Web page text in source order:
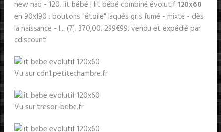
new nao - 120. lit bébé | lit bébé combiné évolutif 120x60
en 90x190 : boutons "étoile" laqués gris fumé - mixte - dès
la naissance - l... (7). 370,00. 299€99. vendu et expédié par
cdiscount
Vu sur cdn1.petitechambre.fr
Vu sur tresor-bebe.fr